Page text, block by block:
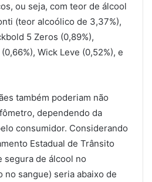
ou seja, com teor de álcool
(teor alcoólico de 3,37%),
5 Zeros (0,89%),
Wick Leve (0,52%), e
também poderiam não
dependendo da
consumidor. Considerando
Estadual de Trânsito
segura de álcool no
no sangue) seria abaixo de